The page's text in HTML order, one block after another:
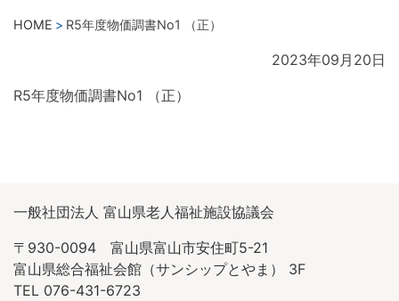
HOME R5年度物価調書No1 （正）
2023年09月20日
R5年度物価調書No1 （正）
一般社団法人 富山県老人福祉施設協議会
〒930-0094 富山県富山市安住町5-21
富山県総合福祉会館（サンシップとやま） 3F
TEL 076-431-6723